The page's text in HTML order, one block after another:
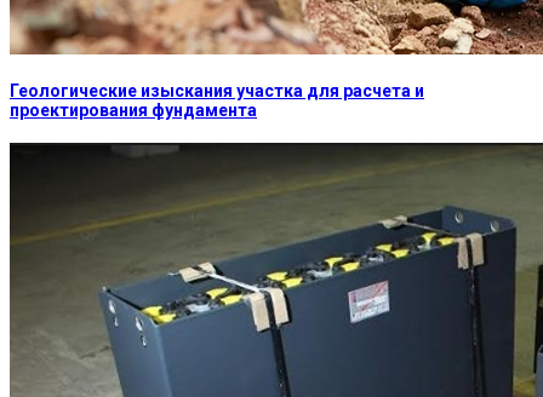
Геологические изыскания участка для расчета и
проектирования фундамента